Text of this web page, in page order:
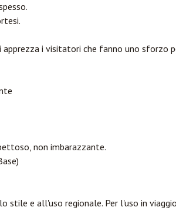
i visitatori che fanno uno sforzo
non imbarazzante.
stile e all'uso regionale. Per l'uso in